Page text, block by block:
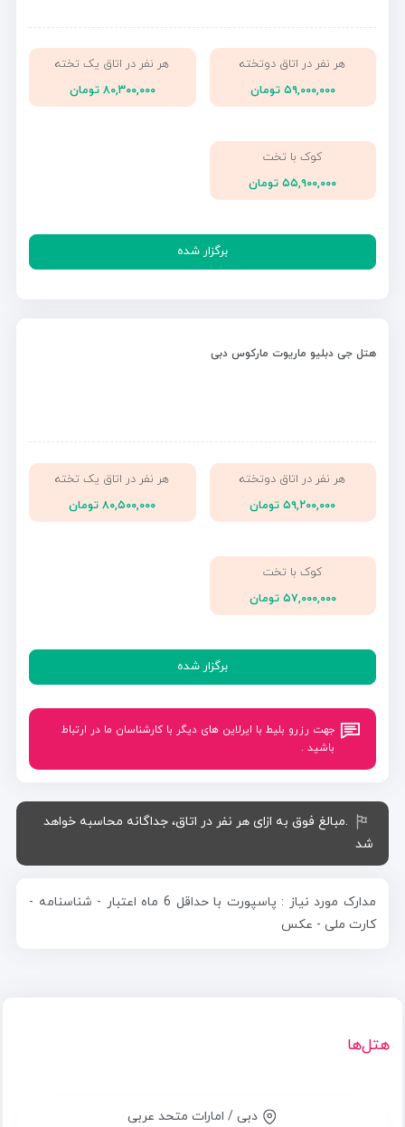
هر نفر در اتاق دوتخته
۵۹,۰۰۰,۰۰۰ تومان
هر نفر در اتاق یک تخته
۸۰,۳۰۰,۰۰۰ تومان
کوک با تخت
۵۵,۹۰۰,۰۰۰ تومان
برگزار شده
هتل جی دبلیو ماریوت مارکوس دبی
هر نفر در اتاق دوتخته
۵۹,۲۰۰,۰۰۰ تومان
هر نفر در اتاق یک تخته
۸۰,۵۰۰,۰۰۰ تومان
کوک با تخت
۵۷,۰۰۰,۰۰۰ تومان
برگزار شده
جهت رزرو بلیط با ایرلاین های دیگر با کارشناسان ما در ارتباط
باشید .
.مبالغ فوق به ازای هر نفر در اتاق، جداگانه محاسبه خواهد
شد
مدارک مورد نیاز : پاسپورت با حداقل 6 ماه اعتبار - شناسنامه -
کارت ملی - عکس
هتل‌ها
دبی / امارات متحد عربی